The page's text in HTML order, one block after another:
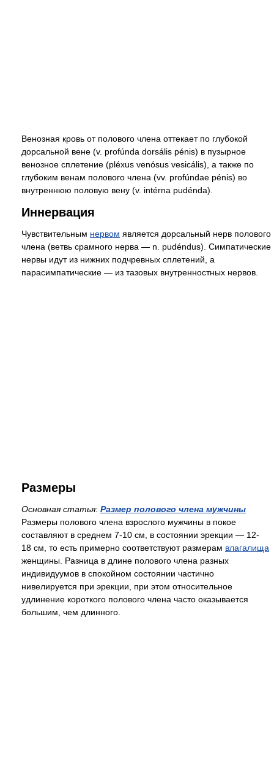
Венозная кровь от полового члена оттекает по глубокой
дорсальной вене (v. profúnda dorsális pénis) в пузырное
венозное сплетение (pléxus venósus vesicális), а также по
глубоким венам полового члена (vv. profúndae pénis) во
внутреннюю половую вену (v. intérna pudénda).
Иннервация
Чувствительным нервом является дорсальный нерв полового
члена (ветвь срамного нерва — n. pudéndus). Симпатические
нервы идут из нижних подчревных сплетений, а
парасимпатические — из тазовых внутренностных нервов.
Размеры
Основная статья: Размер полового члена мужчины
Размеры полового члена взрослого мужчины в покое
составляют в среднем 7-10 см, в состоянии эрекции — 12-
18 см, то есть примерно соответствуют размерам влагалища
женщины. Разница в длине полового члена разных
индивидуумов в спокойном состоянии частично
нивелируется при эрекции, при этом относительное
удлинение короткого полового члена часто оказывается
большим, чем длинного.